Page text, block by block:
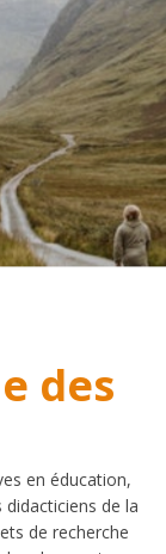
des
en éducation,
de la
de recherche